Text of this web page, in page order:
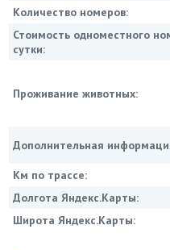
Количество номеров:
Стоимость одноместного
сутки:
Проживание животных:
Дополнительная
Км по трассе:
Долгота Яндекс.Карты:
Широта Яндекс.Карты: